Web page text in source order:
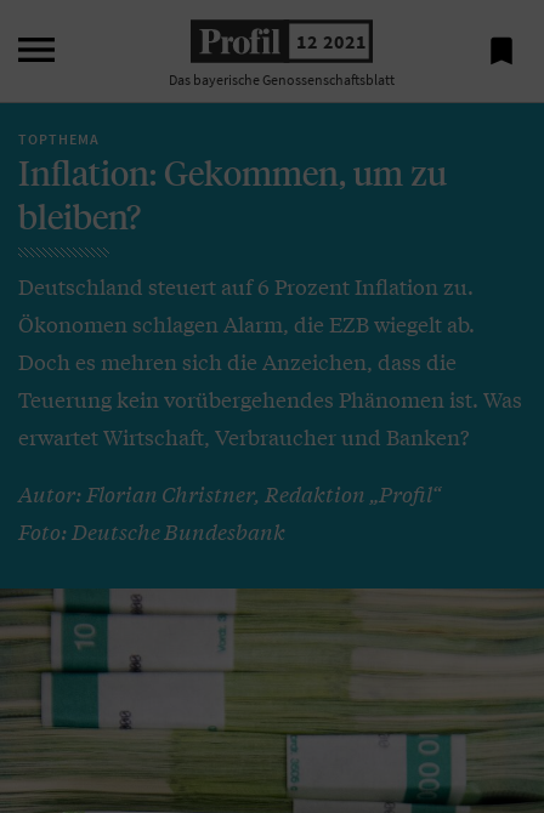
 12 2021
Das bayerische Genossenschaftsblatt

TOPTHEMA
Inflation: Gekommen, um zu
bleiben?
Deutschland steuert auf 6 Prozent Inflation zu.
Ökonomen schlagen Alarm, die EZB wiegelt ab.
Doch es mehren sich die Anzeichen, dass die
Teuerung kein vorübergehendes Phänomen ist. Was
erwartet Wirtschaft, Verbraucher und Banken?
Autor: Florian Christner, Redaktion „Profil“
Foto: Deutsche Bundesbank